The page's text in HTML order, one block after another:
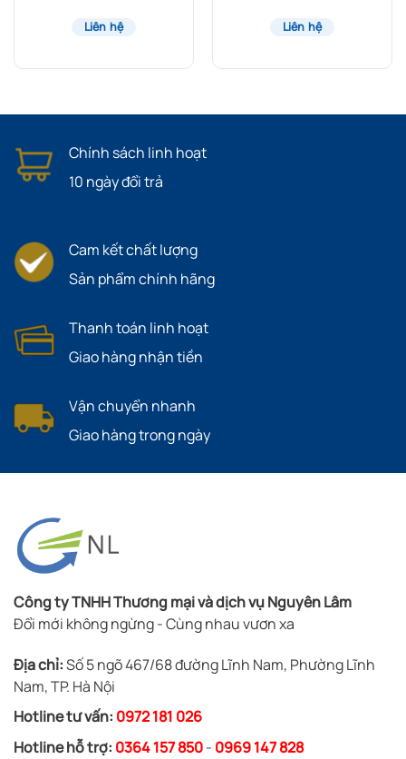
Liên hệ Liên hệ
Chính sách linh hoạt
10 ngày đổi trả
Cam kết chất lượng
Sản phẩm chính hãng
Thanh toán linh hoạt
Giao hàng nhận tiền
Vận chuyển nhanh
Giao hàng trong ngày
Công ty TNHH Thương mại và dịch vụ Nguyên Lâm
Đổi mới không ngừng - Cùng nhau vươn xa
Địa chỉ:Số 5 ngõ 467/68 đường Lĩnh Nam, Phường Lĩnh
Nam, TP. Hà Nội
Hotline tư vấn: 0972 181 026
Hotline hỗ trợ: 0364 157 850- 0969 147 828